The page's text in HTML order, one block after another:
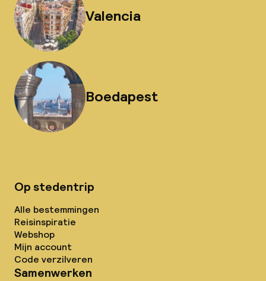
Valencia
Boedapest
Op stedentrip
Alle bestemmingen
Reisinspiratie
Webshop
Mijn account
Code verzilveren
Samenwerken